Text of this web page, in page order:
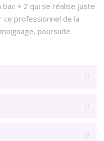
bac + 2 qui se réalise juste
ce professionnel de la
poursuite